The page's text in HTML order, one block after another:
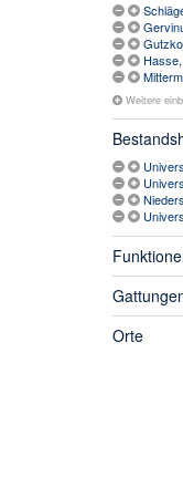
Weitere
Orte